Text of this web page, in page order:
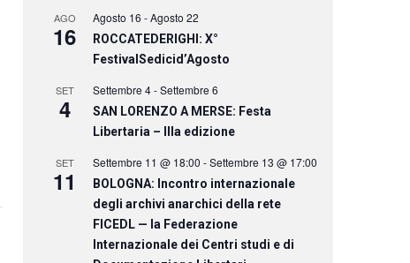
AGO
16
Agosto 16 -Agosto 22
ROCCATEDERIGHI: X°
FestivalSedicid’Agosto
SET
4
Settembre 4-Settembre 6
SAN LORENZO A MERSE: Festa
Libertaria – IIIa edizione
SET
11
Settembre 11 @ 18:00 -Settembre 13 @ 17:00
BOLOGNA: Incontro internazionale
degli archivi anarchici della rete
FICEDL — la Federazione
Internazionale dei Centri studi e di